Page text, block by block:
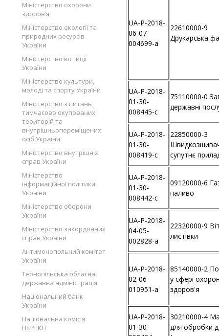
Міністерство охорони
здоров’я
Міністерство екології та
природних ресурсів
України
Міністерство юстиції
України
Міністерство культури,
молоді та спорту України
Міністерство з питань
тимчасово окупованих
територій та
внутрішньопереміщених
осіб України
Міністерство внутрішніх
справ України
Міністерство
інформаційної політики
України
Міністерство оборони
України
Міністерство закордонних
справ України
Антимонопольний комітет
України
Тернопільська обласна
державна адміністрація
Національний банк
України
Національна комісія
НКРЕКП
UA-P-2018-
06-07-
004699-a
22610000-9
Друкарська
UA-P-2018-
01-30-
008445-c
75110000-0
державні
UA-P-2018-
01-30-
008419-c
22850000-3
супутнє
UA-P-2018-
01-30-
008442-c
09120000-6
паливо
UA-P-2018-
04-05-
002828-a
22320000-9
листівки
UA-P-2018-
02-06-
010951-a
85140000-2
у сфері
здоров'я
UA-P-2018-
01-30-
30210000-4
для обробки